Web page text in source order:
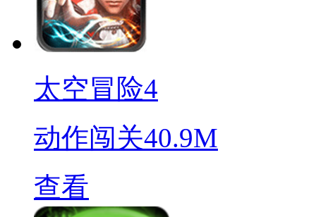
太空冒险4
动作闯关40.9M
查看